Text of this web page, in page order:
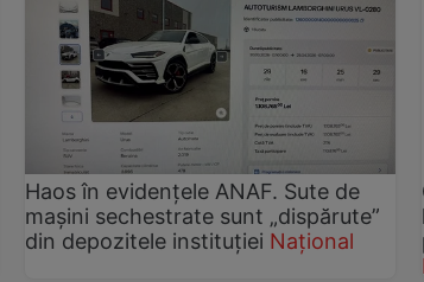
Haos în evidențele ANAF. Sute de
mașini sechestrate sunt „dispărute”
din depozitele instituției Național